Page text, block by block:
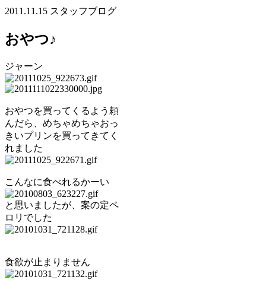
2011.11.15 スタッフブログ
おやつ♪
ジャーン
おやつを買ってくるよう頼
んだら、めちゃめちゃおっ
きいプリンを買ってきてく
れました
こんなに食べれるかーい
と思いましたが、案の定ペ
ロリでした
食欲が止まりません